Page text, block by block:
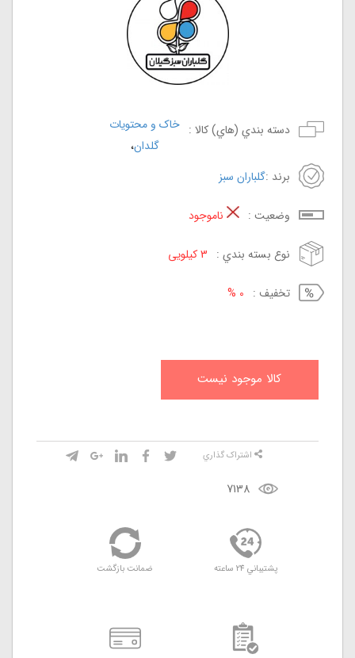
دسته بندي (هاي) کالا : خاک و محتویات
گلدان،
برند :گلباران سبز
وضعيت : ناموجود
نوع بسته بندي : 3 کیلویی
تخفيف : 0 %
کالا موجود نيست
7138
اشتراک گذاري
پشتيباني 24 ساعته ضمانت بازگشت